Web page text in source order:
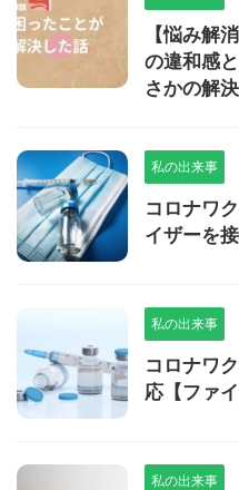
【悩み解
の違和感
さかの解
私の出来事
コロナワ
イザーを
私の出来事
コロナワ
応【ファ
私の出来事